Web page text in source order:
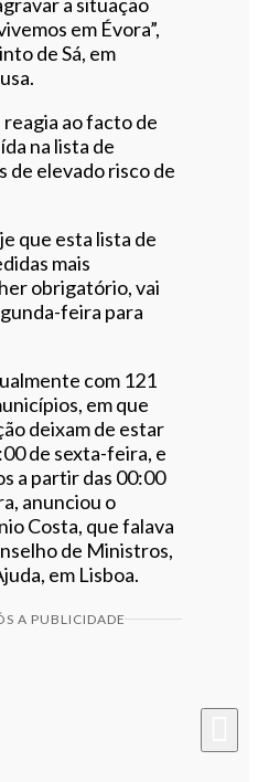
em Évora”,
de Sá, em
ao facto de
na lista de
de elevado risco de
que esta lista de
mais
obrigatório, vai
feira para
com 121
em que
deixam de estar
de sexta-feira, e
a partir das 00:00
anunciou o
Costa, que falava
de Ministros,
em Lisboa.
A PUBLICIDADE